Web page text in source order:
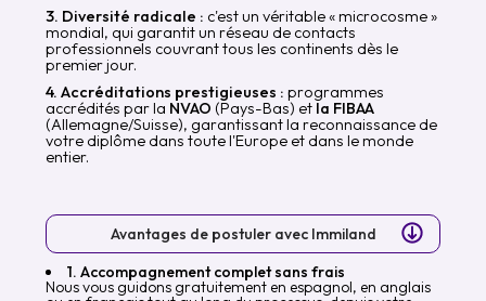
3. Diversité radicale : c'est un véritable « microcosme »
mondial, qui garantit un réseau de contacts
professionnels couvrant tous les continents dès le
premier jour.
4. Accréditations prestigieuses : programmes
accrédités par la NVAO (Pays-Bas) et la FIBAA
(Allemagne/Suisse), garantissant la reconnaissance de
votre diplôme dans toute l'Europe et dans le monde
entier.
Avantages de postuler avec Immiland
1. Accompagnement complet sans frais
Nous vous guidons gratuitement en espagnol, en anglais